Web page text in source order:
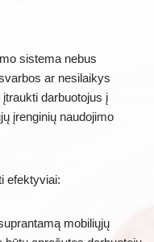
sistema nebus
ar nesilaikys
darbuotojus į
įrenginių naudojimo
efektyviai:
mobiliųjų